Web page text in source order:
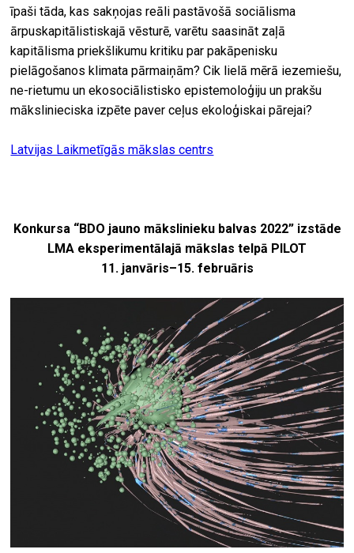
īpaši tāda, kas sakņojas reāli pastāvošā sociālisma
ārpuskapitālistiskajā vēsturē, varētu saasināt zaļā
kapitālisma priekšlikumu kritiku par pakāpenisku
pielāgošanos klimata pārmaiņām? Cik lielā mērā iezemiešu,
ne-rietumu un ekosociālistisko epistemoloģiju un prakšu
mākslinieciska izpēte paver ceļus ekoloģiskai pārejai?
Latvijas Laikmetīgās mākslas centrs
Konkursa “BDO jauno mākslinieku balvas 2022” izstāde
LMA eksperimentālajā mākslas telpā PILOT
11. janvāris–15. februāris